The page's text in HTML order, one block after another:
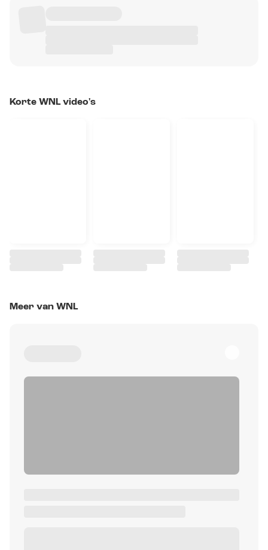
Korte WNL video's
Meer van WNL